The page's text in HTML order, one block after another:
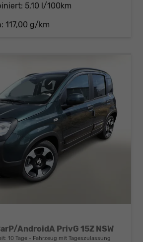
5,10 l/100km
117,00 g/km
AndroidA PrivG 15Z NSW
10 Tage Fahrzeug mit Tageszulassung